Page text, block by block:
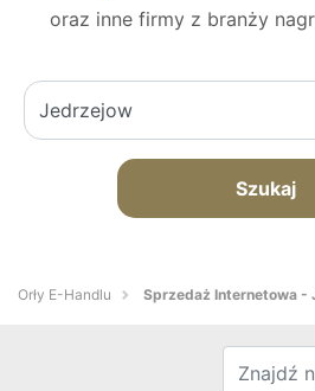
oraz inne firmy z branży
Szukaj
Orły E-Handlu Sprzedaż Internetowa -